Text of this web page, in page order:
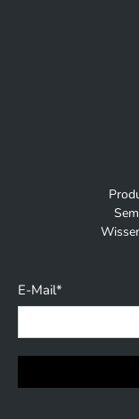
E-Mail*